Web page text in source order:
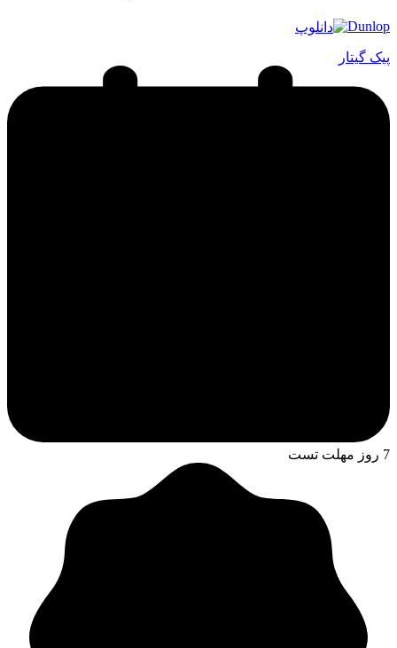
Dunlop
پیک گیتار
7 روز مهلت تست